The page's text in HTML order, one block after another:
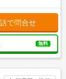
で問合せ
無料